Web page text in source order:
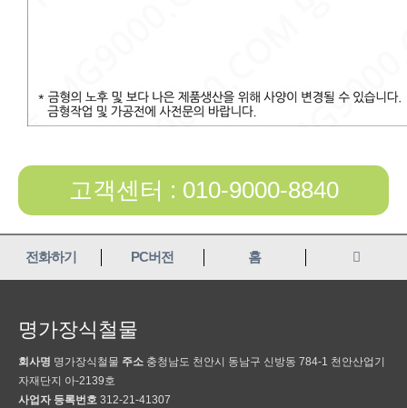
고객센터 : 010-9000-8840
전화하기 PC버전 홈
명가장식철물
회사명 명가장식철물 주소 충청남도 천안시 동남구 신방동 784-1 천안산업기
자재단지 아-2139호
사업자 등록번호 312-21-41307